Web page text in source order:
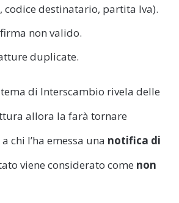
codice destinatario, partita Iva).
non valido.
duplicate.
di Interscambio rivela delle
allora la farà tornare
chi l’ha emessa una notifica di
viene considerato come non